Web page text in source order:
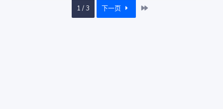
1 / 3 下一页